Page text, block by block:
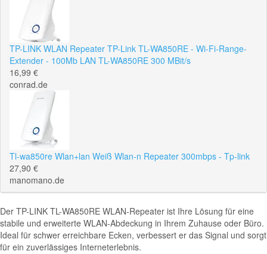
TP-LINK WLAN Repeater TP-Link TL-WA850RE - Wi-Fi-Range-
Extender - 100Mb LAN TL-WA850RE 300 MBit/s
16,99 €
conrad.de
Tl-wa850re Wlan+lan Weiß Wlan-n Repeater 300mbps - Tp-link
27,90 €
manomano.de
Der TP-LINK TL-WA850RE WLAN-Repeater ist Ihre Lösung für eine
stabile und erweiterte WLAN-Abdeckung in Ihrem Zuhause oder Büro.
Ideal für schwer erreichbare Ecken, verbessert er das Signal und sorgt
für ein zuverlässiges Interneterlebnis.